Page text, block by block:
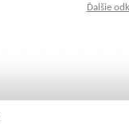
Ďalšie